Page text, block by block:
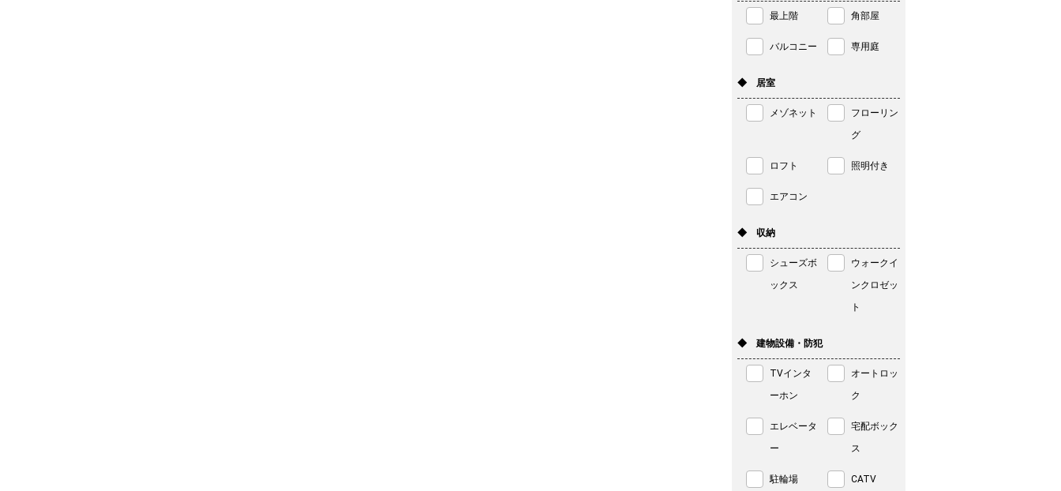
最上階 角部屋
バルコニー 専用庭
◆ 居室
メゾネット
フローリン
グ
ロフト 照明付き
エアコン
◆ 収納
シューズボ
ックス
ウォークイ
ンクロゼッ
ト
◆ 建物設備・防犯
TVインタ
ーホン
オートロッ
ク
エレベータ
ー
宅配ボック
ス
駐輪場 CATV